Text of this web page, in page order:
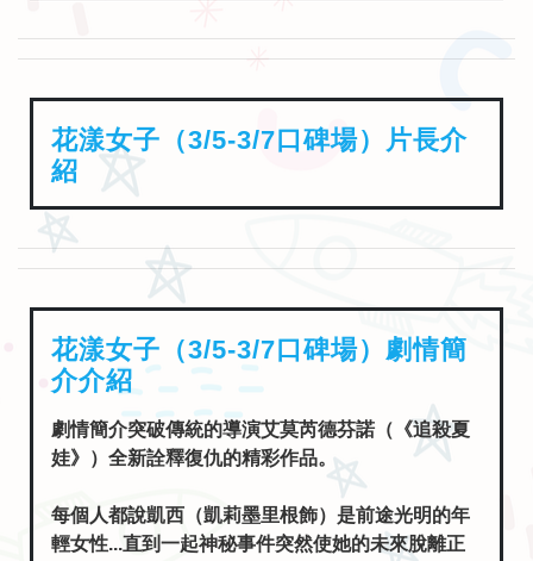
花漾女子（3/5-3/7口碑場）片長介
紹
花漾女子（3/5-3/7口碑場）劇情簡
介介紹
劇情簡介突破傳統的導演艾莫芮德芬諾（《追殺夏
娃》）全新詮釋復仇的精彩作品。
每個人都說凱西（凱莉墨里根飾）是前途光明的年
輕女性...直到一起神秘事件突然使她的未來脫離正